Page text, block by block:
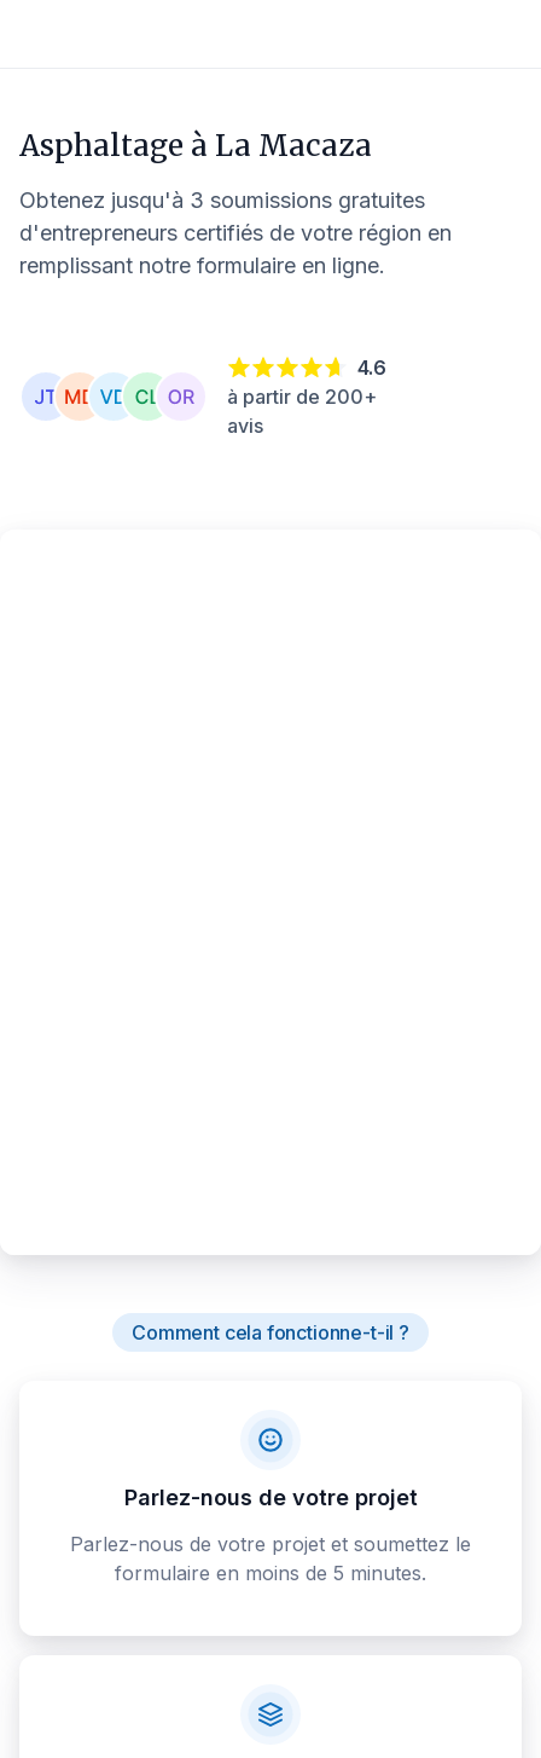
Asphaltage à La Macaza
Obtenez jusqu'à 3 soumissions gratuites
d'entrepreneurs certifiés de votre région en
remplissant notre formulaire en ligne.
4.6
à partir de 200+
avis
Comment cela fonctionne-t-il ?
Parlez-nous de votre projet
Parlez-nous de votre projet et soumettez le
formulaire en moins de 5 minutes.